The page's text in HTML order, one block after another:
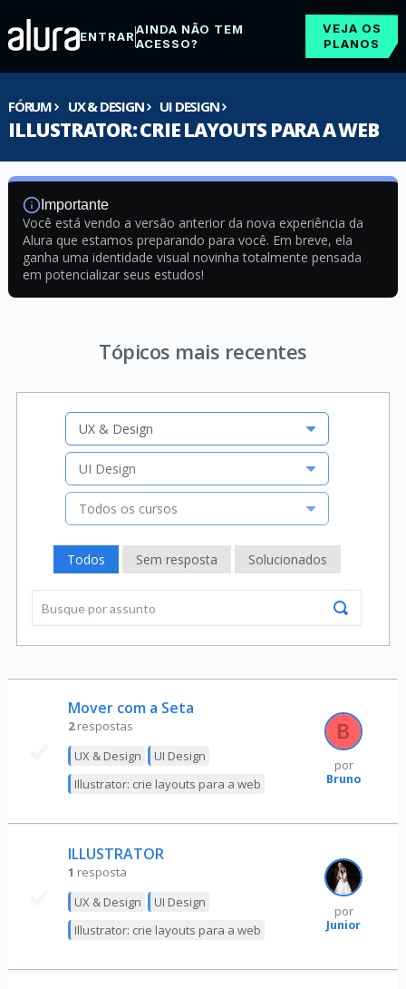
ENTRARAINDA NÃO TEM
ACESSO?
VEJA OS
PLANOS
FÓRUM UX & DESIGN UI DESIGN
ILLUSTRATOR: CRIE LAYOUTS PARA A WEB
Importante
Você está vendo a versão anterior da nova experiência da
Alura que estamos preparando para você. Em breve, ela
ganha uma identidade visual novinha totalmente pensada
em potencializar seus estudos!
Tópicos mais recentes
UX & Design
UI Design
Todos os cursos
Todos Sem resposta Solucionados
Mover com a Seta
2 respostas
UX & Design
UI Design
Illustrator: crie layouts para a web
por
Bruno
ILLUSTRATOR
1 resposta
UX & Design
UI Design
Illustrator: crie layouts para a web
por
Junior